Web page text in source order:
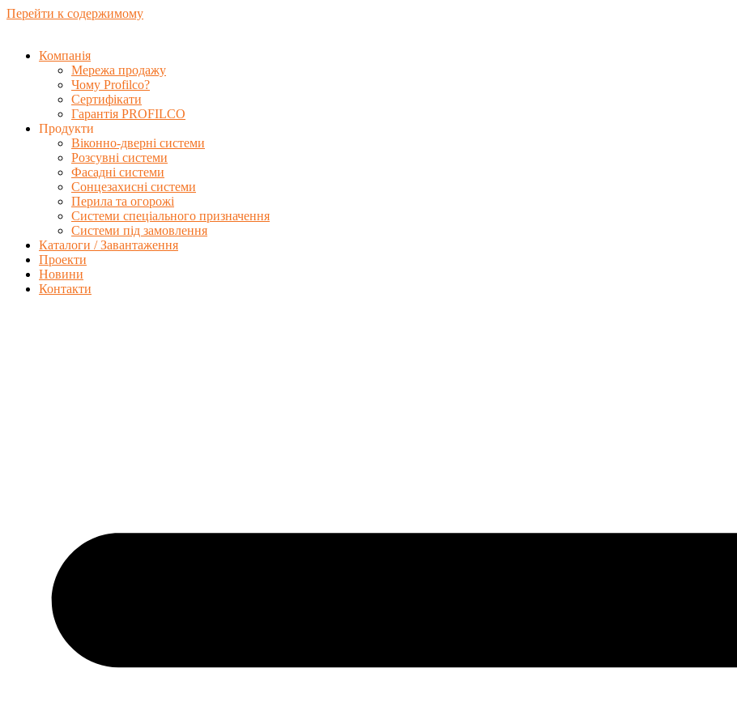
Перейти к содержимому
Компанія
Мережа продажу
Чому Profilco?
Сертифікати
Гарантія PROFILCO
Продукти
Віконно-дверні системи
Розсувні системи
Фасадні системи
Сонцезахисні системи
Перила та огорожі
Системи спеціального призначення
Системи під замовлення
Каталоги / Завантаження
Проекти
Новини
Контакти